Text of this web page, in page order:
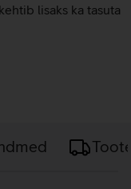
lisaks ka tasuta